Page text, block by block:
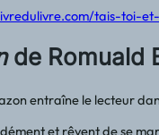
tais-toi-
de Romuald
entraîne le lecteur
et rêvent de se